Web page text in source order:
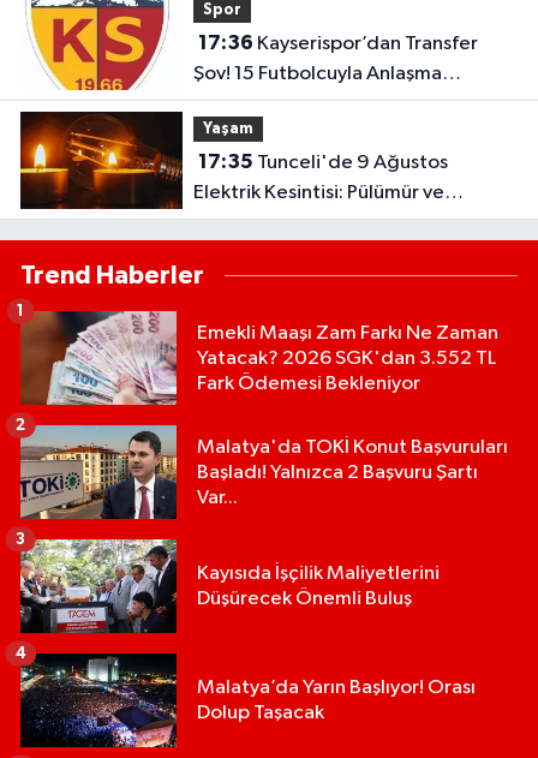
Spor
17:36
Şov! 15 Futbolcuyla Anlaşma
Sağlandı
Yaşam
17:35
Elektrik Kesintisi: Pülümür ve
Çemişgezek'te Çok Sayıda Yerleşim
Trend Haberler
Emekli Maaşı Zam Farkı Ne Zaman
Yatacak? 2026 SGK'dan 3.552 TL
Fark Ödemesi Bekleniyor
1
Malatya'da TOKİ Konut Başvuruları
Başladı! Yalnızca 2 Başvuru Şartı
Var...
2
Kayısıda İşçilik Maliyetlerini
Düşürecek Önemli Buluş
3
Malatya’da Yarın Başlıyor! Orası
Dolup Taşacak
4